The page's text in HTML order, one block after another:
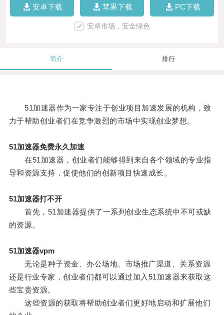
安卓下载 苹果下载 PC下载
安卓市场，安全绿色
简介 排行
51加速器作为一家专注于创业项目加速发展的机构，致
力于帮助创业者们在竞争激烈的市场中实现创业梦想。
51加速器免费永久加速
在51加速器，创业者们能够得到来自各个领域的专业指
导和资源支持，促使他们的创新项目快速成长。
51加速器打不开
首先，51加速器提供了一系列创业生态系统中不可或缺
的资源。
51加速器vpm
无论是种子资金、办公场地、市场推广渠道、关系资源
还是行业专家，创业者们都可以通过加入51加速器来获取这
些宝贵资源。
这些资源的获取将帮助创业者们更好地启动和扩展他们